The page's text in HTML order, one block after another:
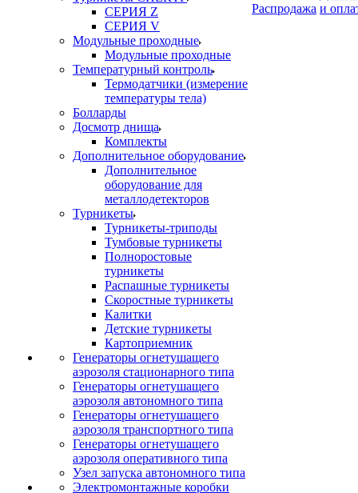
СЕРИЯ Z
СЕРИЯ V
Модульные проходные
Модульные проходные
Температурный контроль
Термодатчики (измерение
температуры тела)
Болларды
Досмотр днища
Комплекты
Дополнительное оборудование
Дополнительное
оборудование для
металлодетекторов
Турникеты
Турникеты-триподы
Тумбовые турникеты
Полноростовые
турникеты
Распашные турникеты
Скоростные турникеты
Калитки
Детские турникеты
Картоприемник
Генераторы огнетушащего
аэрозоля стационарного типа
Генераторы огнетушащего
аэрозоля автономного типа
Генераторы огнетушащего
аэрозоля транспортного типа
Генераторы огнетушащего
аэрозоля оперативного типа
Узел запуска автономного типа
Электромонтажные коробки
Распродажа и